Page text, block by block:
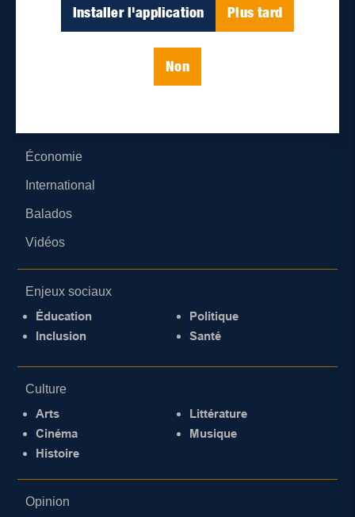
Installer l'application Plus tard
Non
Économie
International
Balados
Vidéos
Enjeux sociaux
Éducation
Inclusion
Politique
Santé
Culture
Arts
Cinéma
Histoire
Littérature
Musique
Opinion